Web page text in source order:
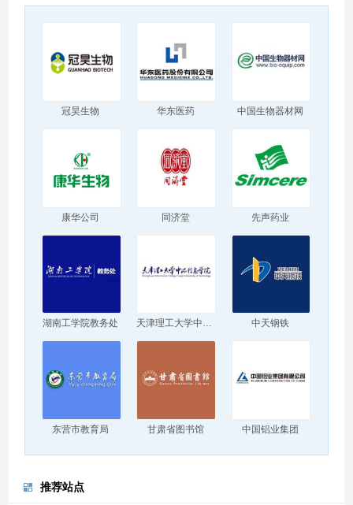
冠昊生物 华东医药 中国生物器材网
康华公司 同济堂 先声药业
湖南工学院教务处 天津理工大学中环信息学院 中天钢铁
东营市教育局 甘肃省图书馆 中国铝业集团
推荐站点